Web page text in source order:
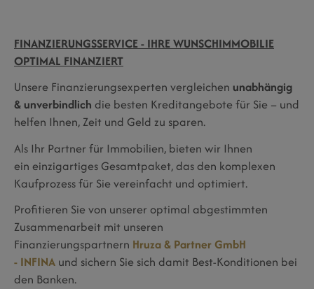
FINANZIERUNGSSERVICE - IHRE WUNSCHIMMOBILIE
OPTIMAL FINANZIERT
Unsere Finanzierungsexperten vergleichen unabhängig
& unverbindlich die besten Kreditangebote für Sie – und
helfen Ihnen, Zeit und Geld zu sparen.
Als Ihr Partner für Immobilien, bieten wir Ihnen
ein einzigartiges Gesamtpaket, das den komplexen
Kaufprozess für Sie vereinfacht und optimiert.
Profitieren Sie von unserer optimal abgestimmten
Zusammenarbeit mit unseren
Finanzierungspartnern Hruza & Partner GmbH
- INFINA und sichern Sie sich damit Best-Konditionen bei
den Banken.